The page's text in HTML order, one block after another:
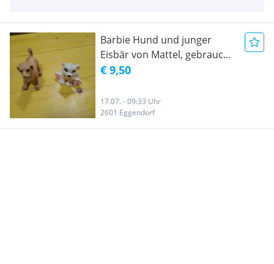
Barbie Hund und junger
Eisbär von Mattel, gebraucht,
sehr gut erhalten
€ 9,50
17.07. - 09:33 Uhr
2601 Eggendorf